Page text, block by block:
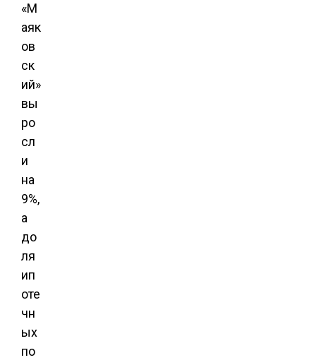
«М
аяк
ов
ск
ий»
вы
ро
сл
и
на
9%,
а
до
ля
ип
оте
чн
ых
по